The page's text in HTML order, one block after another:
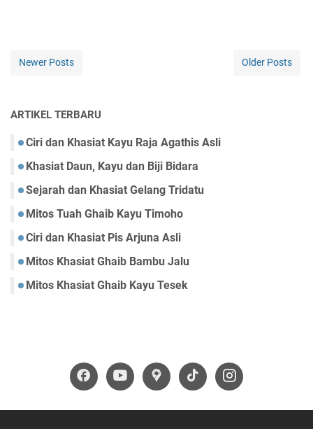
Newer Posts Older Posts
ARTIKEL TERBARU
Ciri dan Khasiat Kayu Raja Agathis Asli
Khasiat Daun, Kayu dan Biji Bidara
Sejarah dan Khasiat Gelang Tridatu
Mitos Tuah Ghaib Kayu Timoho
Ciri dan Khasiat Pis Arjuna Asli
Mitos Khasiat Ghaib Bambu Jalu
Mitos Khasiat Ghaib Kayu Tesek